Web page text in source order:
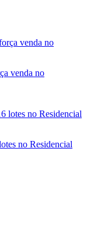
venda no
no Residencial